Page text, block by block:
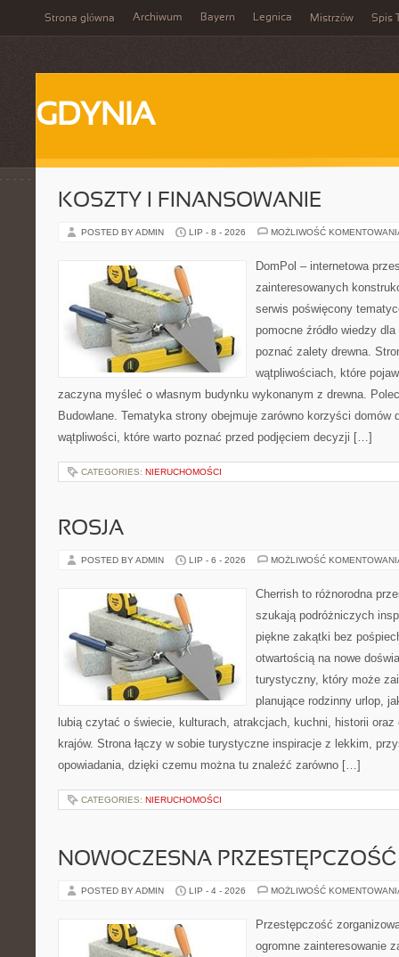
Strona główna Archiwum Bayern Legnica Mistrzów Spis
GDYNIA
KOSZTY I FINANSOWANIE
POSTED BY ADMIN LIP - 8 - 2026 MOŻLIWOŚĆ
DomPol – internetowa
zainteresowanych
serwis poświęcony
pomocne źródło wiedzy
poznać zalety drewna.
wątpliwościach, które
zaczyna myśleć o własnym budynku wykonanym z drewna.
Budowlane. Tematyka strony obejmuje zarówno korzyści domów
wątpliwości, które warto poznać przed podjęciem decyzji […]
CATEGORIES: NIERUCHOMOŚCI
ROSJA
POSTED BY ADMIN LIP - 6 - 2026 MOŻLIWOŚĆ
Cherrish to różnorodna
szukają podróżniczych
piękne zakątki bez
otwartością na nowe
turystyczny, który może
planujące rodzinny urlop,
lubią czytać o świecie, kulturach, atrakcjach, kuchni, historii
krajów. Strona łączy w sobie turystyczne inspiracje z lekkim,
opowiadania, dzięki czemu można tu znaleźć zarówno […]
CATEGORIES: NIERUCHOMOŚCI
NOWOCZESNA PRZESTĘPCZOŚĆ
POSTED BY ADMIN LIP - 4 - 2026 MOŻLIWOŚĆ
Przestępczość
ogromne zainteresowanie